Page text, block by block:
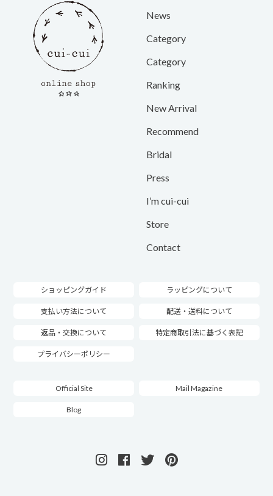
News
Category
Category
Ranking
New Arrival
Recommend
Bridal
Press
I’m cui-cui
Store
Contact
ショッピングガイド ラッピングについて
支払い方法について 配送・送料について
返品・交換について 特定商取引法に基づく表記
プライバシーポリシー
Official Site Mail Magazine
Blog